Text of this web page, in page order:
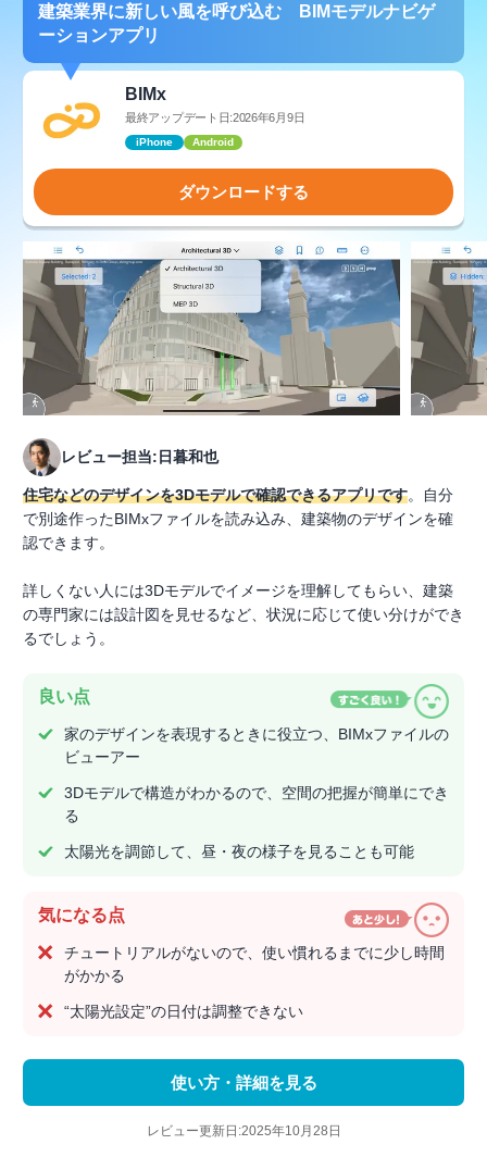
建築業界に新しい風を呼び込む BIMモデルナビゲ
ーションアプリ
BIMx
最終アップデート日:2026年6月9日
iPhone Android
ダウンロードする
レビュー担当:日暮和也
住宅などのデザインを3Dモデルで確認できるアプリです。自分
で別途作ったBIMxファイルを読み込み、建築物のデザインを確
認できます。
詳しくない人には3Dモデルでイメージを理解してもらい、建築
の専門家には設計図を見せるなど、状況に応じて使い分けができ
るでしょう。
良い点
家のデザインを表現するときに役立つ、BIMxファイルの
ビューアー
3Dモデルで構造がわかるので、空間の把握が簡単にでき
る
太陽光を調節して、昼・夜の様子を見ることも可能
気になる点
チュートリアルがないので、使い慣れるまでに少し時間
がかかる
“太陽光設定”の日付は調整できない
使い方・詳細を見る
レビュー更新日:2025年10月28日